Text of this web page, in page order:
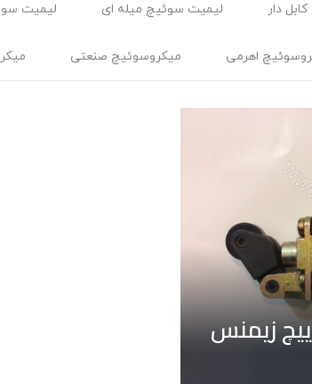
‌دار لیمیت سوئیچ میله ای لیمیت
اهرمی میکروسوئیچ صنعتی
زیمنس